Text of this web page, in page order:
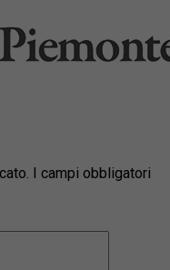
I campi obbligatori